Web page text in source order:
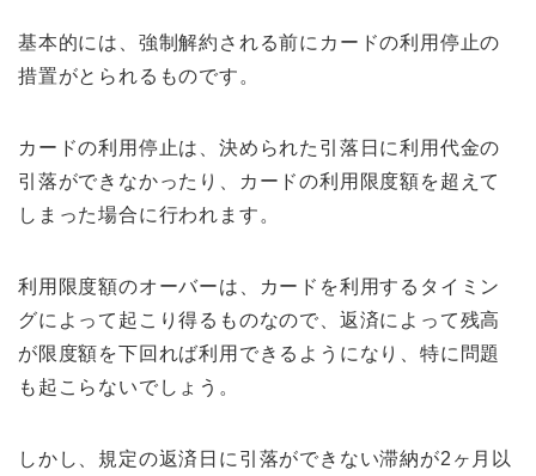
基本的には、強制解約される前にカードの利用停止の
措置がとられるものです。
カードの利用停止は、決められた引落日に利用代金の
引落ができなかったり、カードの利用限度額を超えて
しまった場合に行われます。
利用限度額のオーバーは、カードを利用するタイミン
グによって起こり得るものなので、返済によって残高
が限度額を下回れば利用できるようになり、特に問題
も起こらないでしょう。
しかし、規定の返済日に引落ができない滞納が2ヶ月以